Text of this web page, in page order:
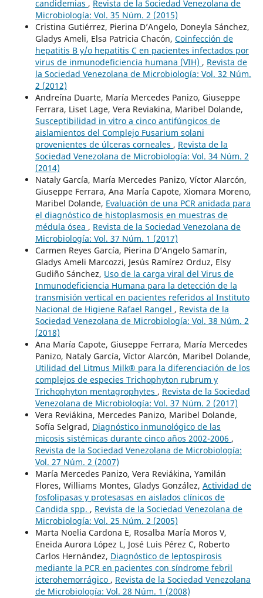
candidemias , Revista de la Sociedad Venezolana de
Microbiología: Vol. 35 Núm. 2 (2015)
Cristina Gutiérrez, Pierina D’Angelo, Doneyla Sánchez,
Gladys Ameli, Elsa Patricia Chacón, Coinfección de
hepatitis B y/o hepatitis C en pacientes infectados por
virus de inmunodeficiencia humana (VIH) , Revista de
la Sociedad Venezolana de Microbiología: Vol. 32 Núm.
2 (2012)
Andreína Duarte, María Mercedes Panizo, Giuseppe
Ferrara, Liset Lage, Vera Reviakina, Maribel Dolande,
Susceptibilidad in vitro a cinco antifúngicos de
aislamientos del Complejo Fusarium solani
provenientes de úlceras corneales , Revista de la
Sociedad Venezolana de Microbiología: Vol. 34 Núm. 2
(2014)
Nataly García, María Mercedes Panizo, Víctor Alarcón,
Giuseppe Ferrara, Ana María Capote, Xiomara Moreno,
Maribel Dolande, Evaluación de una PCR anidada para
el diagnóstico de histoplasmosis en muestras de
médula ósea , Revista de la Sociedad Venezolana de
Microbiología: Vol. 37 Núm. 1 (2017)
Carmen Reyes García, Pierina D’Angelo Samarín,
Gladys Ameli Marcozzi, Jesús Ramírez Orduz, Elsy
Gudiño Sánchez, Uso de la carga viral del Virus de
Inmunodeficiencia Humana para la detección de la
transmisión vertical en pacientes referidos al Instituto
Nacional de Higiene Rafael Rangel , Revista de la
Sociedad Venezolana de Microbiología: Vol. 38 Núm. 2
(2018)
Ana María Capote, Giuseppe Ferrara, María Mercedes
Panizo, Nataly García, Víctor Alarcón, Maribel Dolande,
Utilidad del Litmus Milk® para la diferenciación de los
complejos de especies Trichophyton rubrum y
Trichophyton mentagrophytes , Revista de la Sociedad
Venezolana de Microbiología: Vol. 37 Núm. 2 (2017)
Vera Reviákina, Mercedes Panizo, Maribel Dolande,
Sofía Selgrad, Diagnóstico inmunológico de las
micosis sistémicas durante cinco años 2002-2006 ,
Revista de la Sociedad Venezolana de Microbiología:
Vol. 27 Núm. 2 (2007)
María Mercedes Panizo, Vera Reviákina, Yamilán
Flores, Williams Montes, Gladys González, Actividad de
fosfolipasas y protesasas en aislados clínicos de
Candida spp. , Revista de la Sociedad Venezolana de
Microbiología: Vol. 25 Núm. 2 (2005)
Marta Noelia Cardona E, Rosalba María Moros V,
Eneida Aurora López L, José Luis Pérez C, Roberto
Carlos Hernández, Diagnóstico de leptospirosis
mediante la PCR en pacientes con síndrome febril
icterohemorrágico , Revista de la Sociedad Venezolana
de Microbiología: Vol. 28 Núm. 1 (2008)